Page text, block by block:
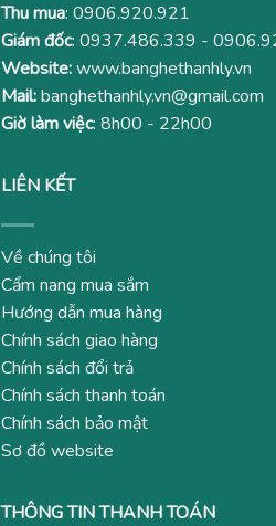
Thu mua: 0906.920.921
Giám đốc: 0937.486.339 -
Website:www.banghethanhly.vn
Mail:banghethanhly.vn@gmail.com
Giờ làm việc: 8h00 - 22h00
LIÊN KẾT
Về chúng tôi
Cẩm nang mua sắm
Hướng dẫn mua hàng
Chính sách giao hàng
Chính sách đổi trả
Chính sách thanh toán
Chính sách bảo mật
Sơ đồ website
THÔNG TIN THANH TOÁN